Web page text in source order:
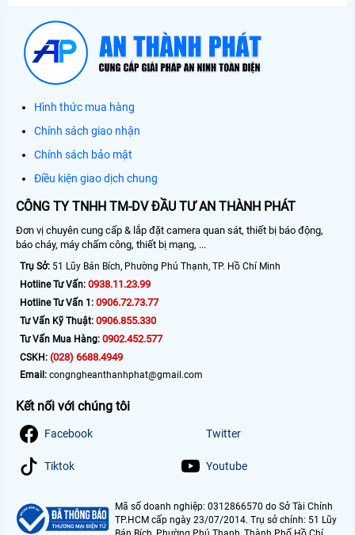
Hình thức mua hàng
Chính sách giao nhận
Chính sách bảo mật
Điều kiện giao dịch chung
CÔNG TY TNHH TM-DV ĐẦU TƯ AN THÀNH PHÁT
Đơn vị chuyên cung cấp & lắp đặt camera quan sát, thiết bị báo động,
báo cháy, máy chấm công, thiết bị mạng, ...
Trụ Sở: 51 Lũy Bán Bích, Phường Phú Thạnh, TP. Hồ Chí Minh
Hotline Tư Vấn: 0938.11.23.99
Hotline Tư Vấn 1: 0906.72.73.77
Tư Vấn Kỹ Thuật: 0906.855.330
Tư Vấn Mua Hàng: 0902.452.577
CSKH: (028) 6688.4949
Email: congngheanthanhphat@gmail.com
Kết nối với chúng tôi
Facebook Twitter
Tiktok Youtube
Mã số doanh nghiệp: 0312866570 do Sở Tài Chính
TP.HCM cấp ngày 23/07/2014. Trụ sở chính: 51 Lũy